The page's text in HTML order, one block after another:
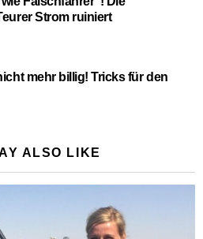
Strom ruiniert
mehr billig! Tricks für den
ALSO LIKE